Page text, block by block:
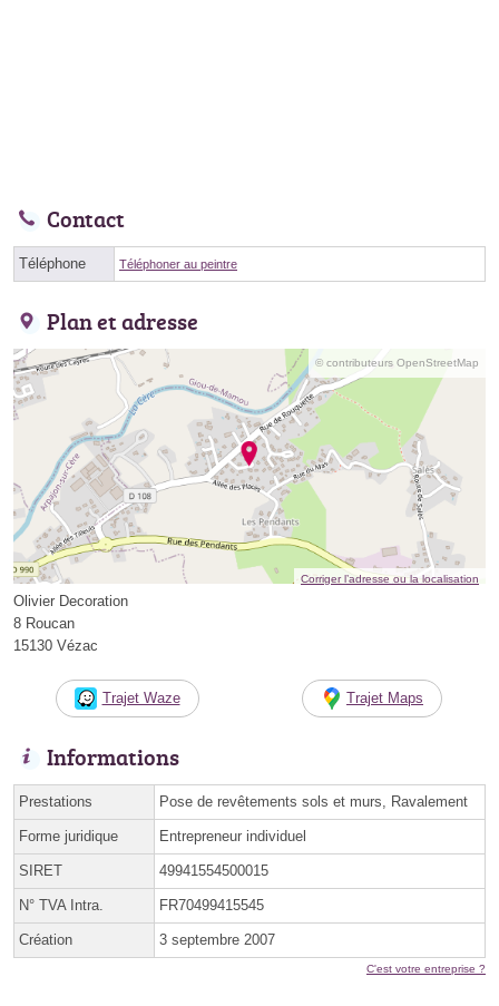
Contact
Téléphone Téléphoner au peintre
Plan et adresse
© contributeurs OpenStreetMap
Corriger l’adresse ou la localisation
Olivier Decoration
8 Roucan
15130 Vézac
Trajet Waze Trajet Maps
Informations
Prestations Pose de revêtements sols et murs, Ravalement
Forme juridique Entrepreneur individuel
SIRET 49941554500015
N° TVA Intra. FR70499415545
Création 3 septembre 2007
C'est votre entreprise ?